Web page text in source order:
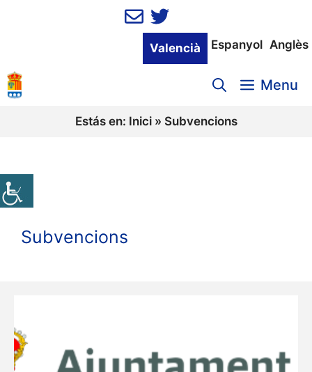
Valencià Espanyol Anglès
Menu
Estás en: Inici» Subvencions
Subvencions
recollida separada de
bioresidus